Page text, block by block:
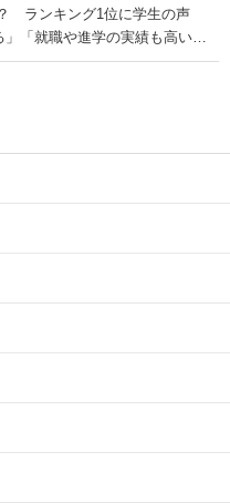
ランキング1位に学生の声
「就職や進学の実績も高い」